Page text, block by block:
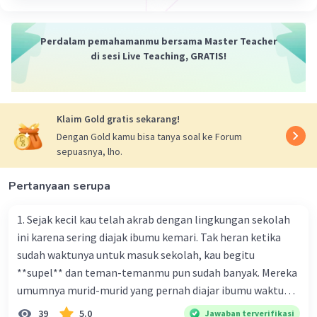
Perdalam pemahamanmu bersama Master Teacher
di sesi Live Teaching, GRATIS!
Klaim Gold gratis sekarang!
Dengan Gold kamu bisa tanya soal ke Forum
sepuasnya, lho.
Pertanyaan serupa
1. Sejak kecil kau telah akrab dengan lingkungan sekolah
ini karena sering diajak ibumu kemari. Tak heran ketika
sudah waktunya untuk masuk sekolah, kau begitu
**supel** dan teman-temanmu pun sudah banyak. Mereka
umumnya murid-murid yang pernah diajar ibumu waktu
kelas satu. Sedangkan aku? Aku waktu itu baru saja pindah
39 5.0 Jawaban terverifikasi